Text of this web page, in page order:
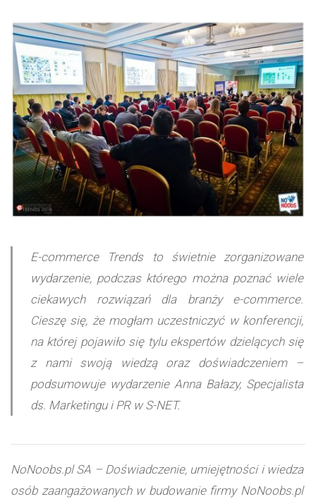
E-commerce Trends to świetnie zorganizowane
wydarzenie, podczas którego można poznać wiele
ciekawych rozwiązań dla branży e-commerce.
Cieszę się, że mogłam uczestniczyć w konferencji,
na której pojawiło się tylu ekspertów dzielących się
z nami swoją wiedzą oraz doświadczeniem –
podsumowuje wydarzenie Anna Bałazy, Specjalista
ds. Marketingu i PR w S-NET.
NoNoobs.pl SA – Doświadczenie, umiejętności i wiedza
osób zaangażowanych w budowanie firmy NoNoobs.pl